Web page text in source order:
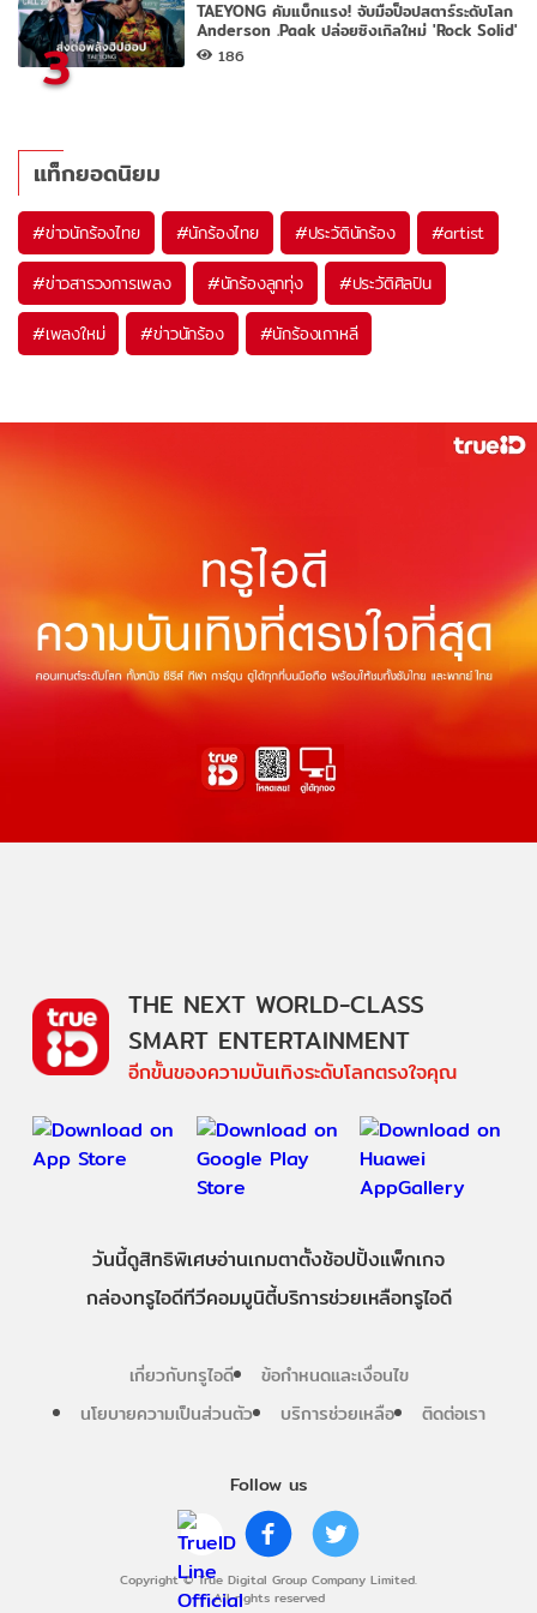
3
TAEYONG คัมแบ็กแรง! จับมือป็อปสตาร์ระดับโลก
Anderson .Paak ปล่อยซิงเกิลใหม่ 'Rock Solid'
186
แท็กยอดนิยม
#ข่าวนักร้องไทย #นักร้องไทย #ประวัตินักร้อง #artist
#ข่าวสารวงการเพลง #นักร้องลูกทุ่ง #ประวัติศิลปิน
#เพลงใหม่ #ข่าวนักร้อง #นักร้องเกาหลี
Follow us
Copyright © True Digital Group Company Limited.
All rights reserved
THE NEXT WORLD-CLASS
SMART ENTERTAINMENT
อีกขั้นของความบันเทิงระดับโลกตรงใจคุณ
วันนี้ดูสิทธิพิเศษอ่านเกมตาตั้งช้อปปิ้งแพ็กเกจ
กล่องทรูไอดีทีวีคอมมูนิตี้บริการช่วยเหลือทรูไอดี
เกี่ยวกับทรูไอดี
ข้อกำหนดและเงื่อนไข
นโยบายความเป็นส่วนตัว
บริการช่วยเหลือ ติดต่อเรา